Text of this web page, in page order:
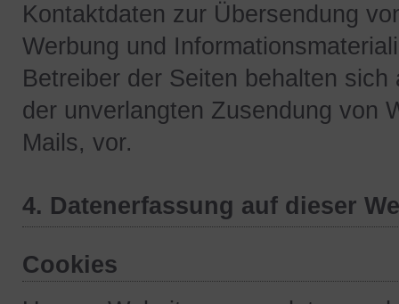
Kontaktdaten zur Übersendung
Werbung und
Betreiber der Seiten behalten
der unverlangten Zusendung von
Mails, vor.
4. Datenerfassung auf dieser
Cookies